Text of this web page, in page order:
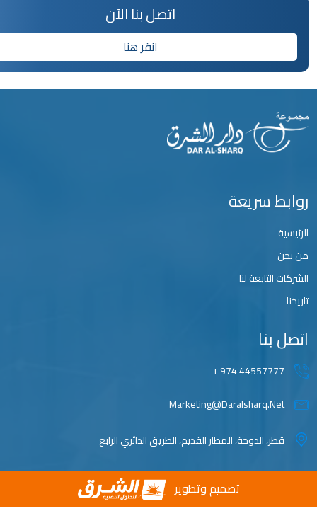
اتصل بنا الآن
سريعة
لنا
44557777
الدوحة، المطار القديم، الطريق الدائري الرابع
تصميم وتطوير